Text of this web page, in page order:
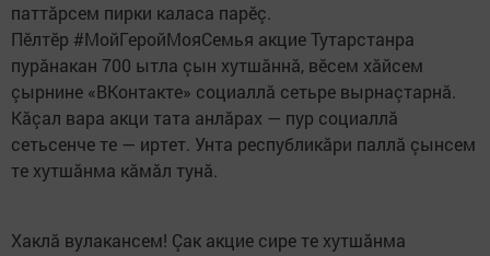
паттăрсем пирки каласа парӗç.
Пӗлтӗр #МойГеройМояСемья акцие Тутарстанра
пурăнакан 700 ытла çын хутшăннă, вӗсем хăйсем
çырнине «ВКонтакте» социаллă сетьре вырнаçтарнă.
Кăçал вара акци тата анлăрах — пур социаллă
сетьсенче те — иртет. Унта республикăри паллă çынсем
те хутшăнма кăмăл тунă.
Хаклă вулакансем! Çак акцие сире те хутшăнма